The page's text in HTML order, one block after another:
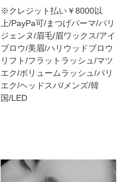
※クレジット払い￥8000以
上/PayPa可/まつげパーマ/パリ
ジェンヌ/眉毛/眉ワックス/アイ
ブロウ/美眉/ハリウッドブロウ
リフト/フラットラッシュ/マツ
エク/ボリュームラッシュ/パリ
エク/ヘッドスパ/メンズ/韓
国/LED